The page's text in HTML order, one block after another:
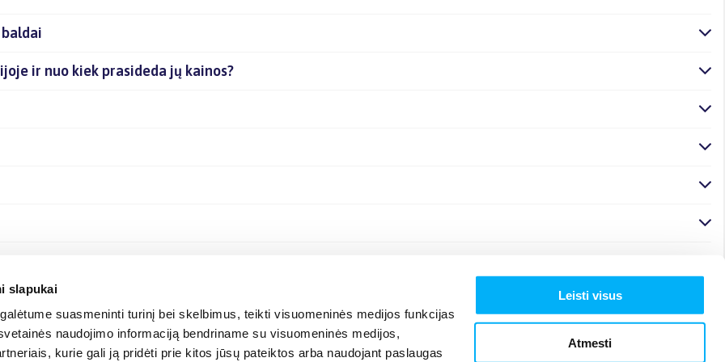
slapukai
suasmeninti turinį bei skelbimus, teikti visuomeninės medijos funkcijas
naudojimo informaciją bendriname su visuomeninės medijos,
kurie gali ją pridėti prie kitos jūsų pateiktos arba naudojant paslaugas
Leisti visus
Atmesti
ir nuo kiek prasideda jų kainos?